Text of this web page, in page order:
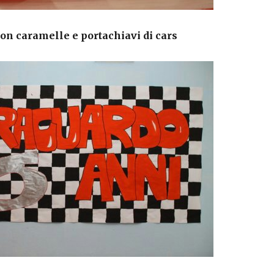
caramelle e portachiavi di cars